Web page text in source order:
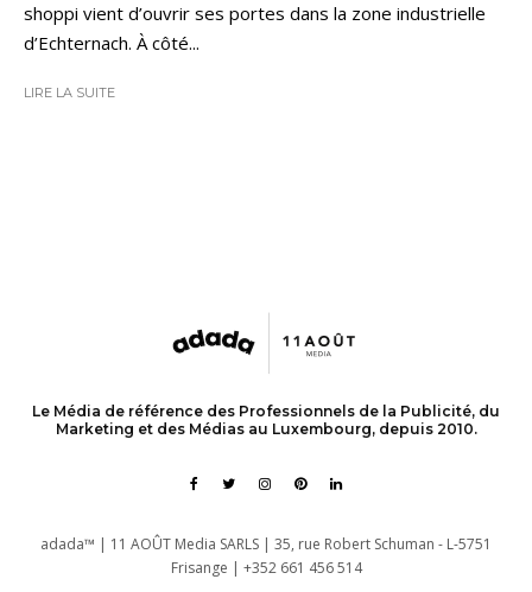
shoppi vient d’ouvrir ses portes dans la zone industrielle
d’Echternach. À côté...
LIRE LA SUITE
Le Média de référence des Professionnels de la Publicité, du
Marketing et des Médias au Luxembourg, depuis 2010.
adada™ | 11 AOÛT Media SARLS | 35, rue Robert Schuman - L-5751
Frisange | +352 661 456 514